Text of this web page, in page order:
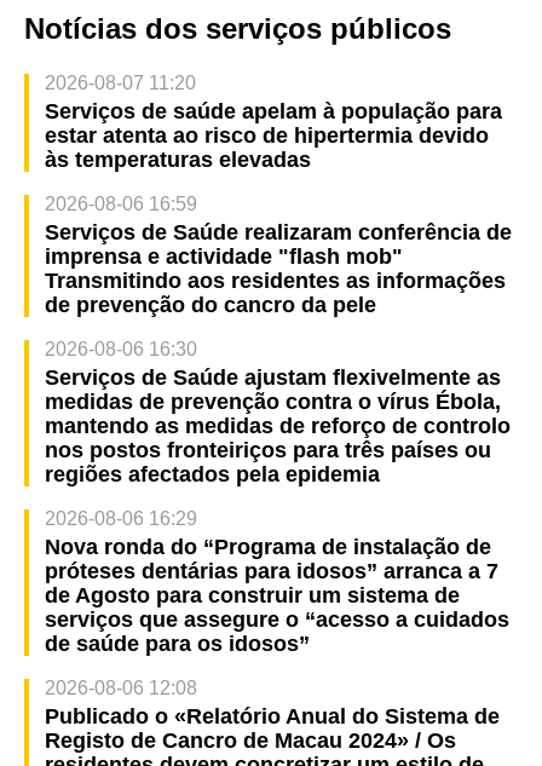
Notícias dos serviços públicos
2026-08-07 11:20
Serviços de saúde apelam à população para
estar atenta ao risco de hipertermia devido
às temperaturas elevadas
2026-08-06 16:59
Serviços de Saúde realizaram conferência de
imprensa e actividade "flash mob"
Transmitindo aos residentes as informações
de prevenção do cancro da pele
2026-08-06 16:30
Serviços de Saúde ajustam flexivelmente as
medidas de prevenção contra o vírus Ébola,
mantendo as medidas de reforço de controlo
nos postos fronteiriços para três países ou
regiões afectados pela epidemia
2026-08-06 16:29
Nova ronda do “Programa de instalação de
próteses dentárias para idosos” arranca a 7
de Agosto para construir um sistema de
serviços que assegure o “acesso a cuidados
de saúde para os idosos”
2026-08-06 12:08
Publicado o «Relatório Anual do Sistema de
Registo de Cancro de Macau 2024» / Os